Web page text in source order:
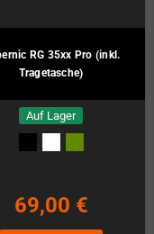
RG 35xx Pro (inkl.
Tragetasche)
Auf Lager
69,00 €